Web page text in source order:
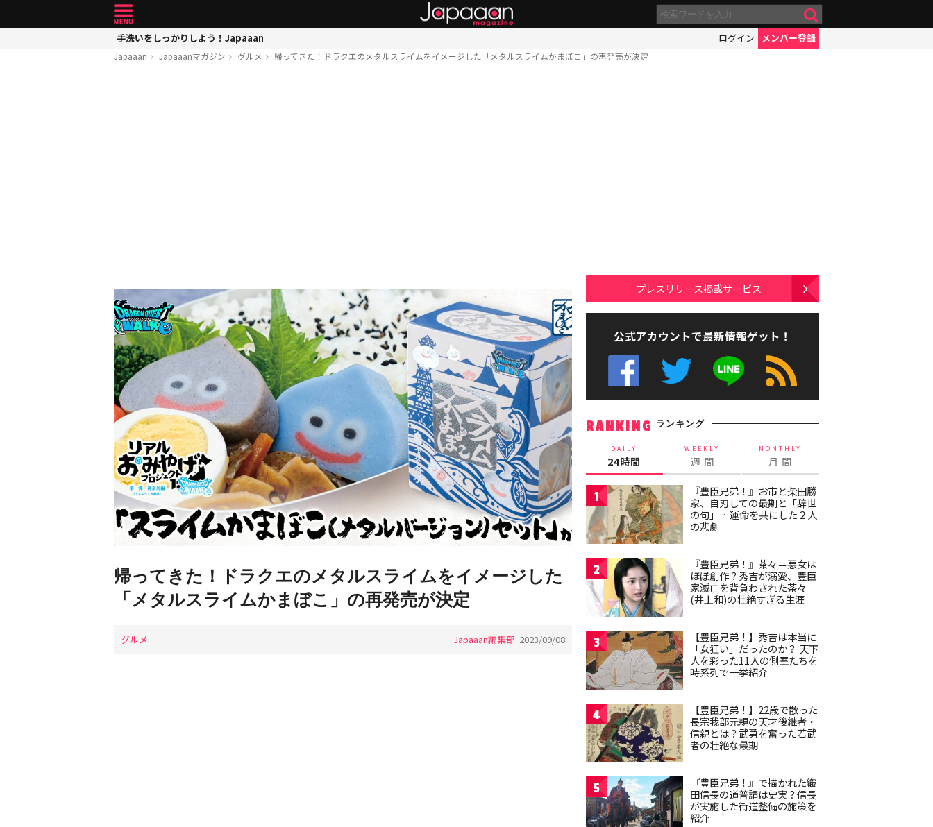
手洗いをしっかりしよう！Japaaan ログイン メンバー登録
Japaaan Japaaanマガジン グルメ 帰ってきた！ドラクエのメタルスライムをイメージした「メタルスライムかまぼこ」の再発売が決定
帰ってきた！ドラクエのメタルスライムをイメージした
「メタルスライムかまぼこ」の再発売が決定
グルメ Japaaan編集部 2023/09/08
プレスリリース掲載サービス
公式アカウントで最新情報ゲット！
RANKING ランキング
DAILY
24時間
WEEKLY
週 間
MONTHLY
月 間
1
『豊臣兄弟！』お市と柴田勝
家、自刃しての最期と「辞世
の句」…運命を共にした２人
の悲劇
2
『豊臣兄弟！』茶々＝悪女は
ほぼ創作？秀吉が溺愛、豊臣
家滅亡を背負わされた茶々
(井上和)の壮絶すぎる生涯
3
【豊臣兄弟！】秀吉は本当に
「女狂い」だったのか？ 天下
人を彩った11人の側室たちを
時系列で一挙紹介
4
【豊臣兄弟！】22歳で散った
長宗我部元親の天才後継者・
信親とは？武勇を奮った若武
者の壮絶な最期
5
『豊臣兄弟！』で描かれた織
田信長の道普請は史実？信長
が実施した街道整備の施策を
紹介